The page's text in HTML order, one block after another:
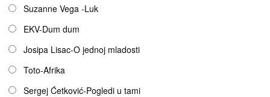
Suzanne Vega -Luk
EKV-Dum dum
Josipa Lisac-O jednoj mladosti
Toto-Afrika
Sergej Ćetković-Pogledi u tami